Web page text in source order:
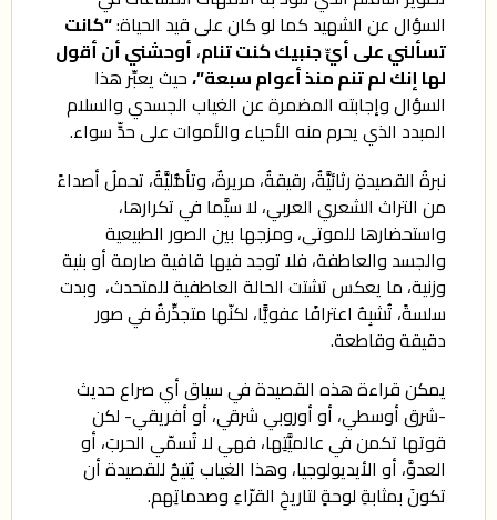
السؤال عن الشهيد كما لو كان على قيد الحياة:“كانت
تسألني على أيِّ جنبيك كنت تنام، أوحشني أن أقول
لها إنك لم تنم منذ أعوام سبعة”،حيث يعبِّر هذا
السؤال وإجابته المضمرة عن الغياب الجسدي والسلام
المبدد الذي يحرم منه الأحياء والأموات على حدٍّ سواء.
نبرةُ القصيدةِ رثائيَّةٌ، رقيقةٌ، مريرةٌ، وتأمُّليَّةٌ، تحملُ أصداءً
من التراث الشعري العربي، لا سيَّما في تكرارها،
واستحضارها للموتى، ومزجها بين الصور الطبيعية
والجسد والعاطفة، فلا توجد فيها قافية صارمة أو بنية
وزنية، ما يعكس تشتت الحالة العاطفية للمتحدث، وبدت
سلسةً، تُشبِهُ اعترافًا عفويًّا، لكنّها متجذِّرةٌ في صور
دقيقة وقاطعة.
يمكن قراءة هذه القصيدة في سياق أي صراع حديث
-شرق أوسطي، أو أوروبي شرقي، أو أفريقي- لكن
قوتها تكمن في عالميَّتِها، فهي لا تُسمّي الحربَ، أو
العدوَّ، أو الأيديولوجيا، وهذا الغياب يُتيحُ للقصيدة أن
تكونَ بمثابةِ لوحةٍ لتاريخِ القرّاءِ وصدماتِهم.